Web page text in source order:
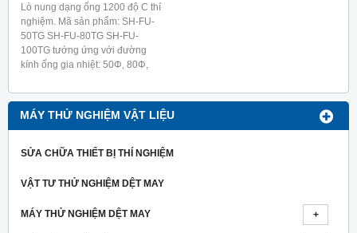
MÁY THỬ NGHIỆM VẬT LIỆU
SỬA CHỮA THIẾT BỊ THÍ NGHIỆM
VẬT TƯ THỬ NGHIỆM DỆT MAY
MÁY THỬ NGHIỆM DỆT MAY
Lò nung dạng ống 1200 độ C thí
nghiệm. Mã sản phẩm: SH-FU-
50TG SH-FU-80TG SH-FU-
100TG tướng ứng với đường
kính ống gia nhiệt: 50Φ, 80Φ,